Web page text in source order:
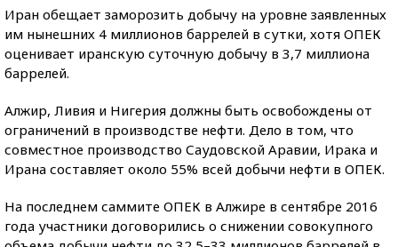
Иран обещает заморозить добычу на уровне заявленных
им нынешних 4 миллионов баррелей в сутки, хотя ОПЕК
оценивает иранскую суточную добычу в 3,7 миллиона
баррелей.
Алжир, Ливия и Нигерия должны быть освобождены от
ограничений в производстве нефти. Дело в том, что
совместное производство Саудовской Аравии, Ирака и
Ирана составляет около 55% всей добычи нефти в ОПЕК.
На последнем саммите ОПЕК в Алжире в сентябре 2016
года участники договорились о снижении совокупного